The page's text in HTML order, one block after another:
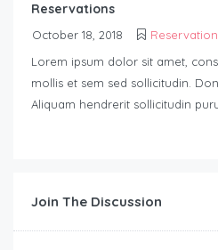
Reservations
October 18, 2018
Lorem ipsum dolor sit amet,
mollis et sem sed sollicitudin.
Aliquam hendrerit sollicitudin
Join The Discussion